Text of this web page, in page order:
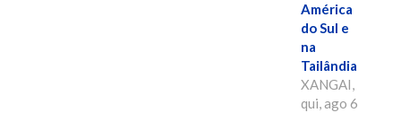
América
do Sul e
na
Tailândia
XANGAI,
qui, ago 6